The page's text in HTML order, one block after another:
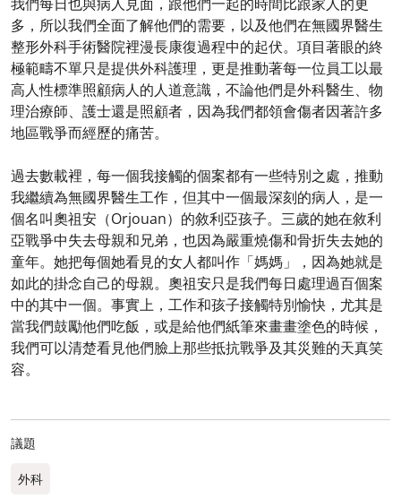
多，所以我們全面了解他們的需要，以及他們在無國界醫生
整形外科手術醫院裡漫長康復過程中的起伏。項目著眼的終
極範疇不單只是提供外科護理，更是推動著每一位員工以最
高人性標準照顧病人的人道意識，不論他們是外科醫生、物
理治療師、護士還是照顧者，因為我們都領會傷者因著許多
地區戰爭而經歷的痛苦。
過去數載裡，每一個我接觸的個案都有一些特別之處，推動
我繼續為無國界醫生工作，但其中一個最深刻的病人，是一
個名叫奧祖安（Orjouan）的敘利亞孩子。三歲的她在敘利
亞戰爭中失去母親和兄弟，也因為嚴重燒傷和骨折失去她的
童年。她把每個她看見的女人都叫作「媽媽」，因為她就是
如此的掛念自己的母親。奧祖安只是我們每日處理過百個案
中的其中一個。事實上，工作和孩子接觸特別愉快，尤其是
當我們鼓勵他們吃飯，或是給他們紙筆來畫畫塗色的時候，
我們可以清楚看見他們臉上那些抵抗戰爭及其災難的天真笑
容。
議題
外科